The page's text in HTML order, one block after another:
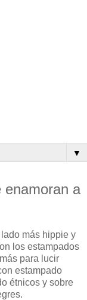
▼
enamoran a
más hippie y
los estampados
para lucir
estampado
étnicos y sobre